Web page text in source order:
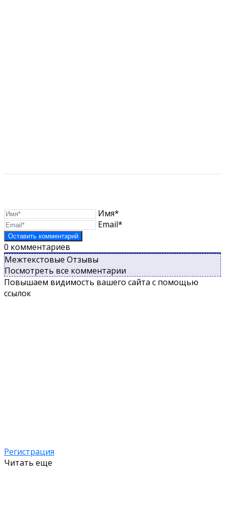
Имя*
Email*
0 комментариев
Межтекстовые Отзывы
Посмотреть все комментарии
Повышаем видимость вашего сайта с помощью
ссылок
Регистрация
Читать еще